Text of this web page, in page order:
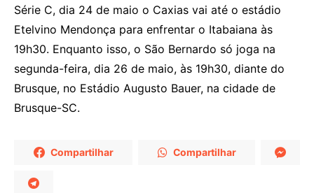
Série C, dia 24 de maio o Caxias vai até o estádio
Etelvino Mendonça para enfrentar o Itabaiana às
19h30. Enquanto isso, o São Bernardo só joga na
segunda-feira, dia 26 de maio, às 19h30, diante do
Brusque, no Estádio Augusto Bauer, na cidade de
Brusque-SC.
Compartilhar Compartilhar